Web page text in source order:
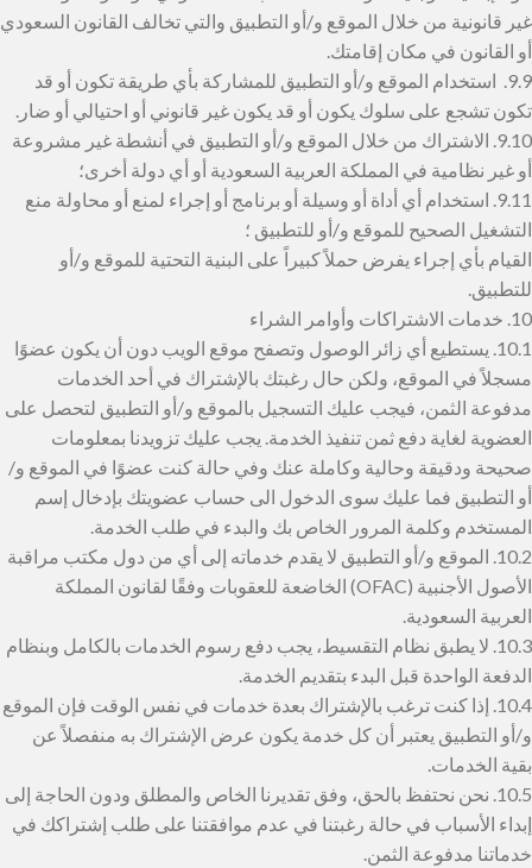
غير قانونية من خلال الموقع و/أو التطبيق والتي تخالف القانون السعودي
أو القانون في مكان إقامتك.
9.9. استخدام الموقع و/أو التطبيق للمشاركة بأي طريقة تكون أو قد
تكون تشجع على سلوك يكون أو قد يكون غير قانوني أو احتيالي أو ضار.
9.10. الاشتراك من خلال الموقع و/أو التطبيق في أنشطة غير مشروعة
أو غير نظامية في المملكة العربية السعودية أو أي دولة أخرى؛
9.11. استخدام أي أداة أو وسيلة أو برنامج أو إجراء لمنع أو محاولة منع
التشغيل الصحيح للموقع و/أو للتطبيق ؛
القيام بأي إجراء يفرض حملاً كبيراً على البنية التحتية للموقع و/أو
للتطبيق.
10. خدمات الاشتراكات وأوامر الشراء
10.1. يستطيع أي زائر الوصول وتصفح موقع الويب دون أن يكون عضوًا
مسجلاً في الموقع، ولكن حال رغبتك بالإشتراك في أحد الخدمات
مدفوعة الثمن، فيجب عليك التسجيل بالموقع و/أو التطبيق لتحصل على
العضوية لغاية دفع ثمن تنفيذ الخدمة. يجب عليك تزويدنا بمعلومات
صحيحة ودقيقة وحالية وكاملة عنك وفي حالة كنت عضوًا في الموقع و/
أو التطبيق فما عليك سوى الدخول الى حساب عضويتك بإدخال إسم
المستخدم وكلمة المرور الخاص بك والبدء في طلب الخدمة.
10.2. الموقع و/أو التطبيق لا يقدم خدماته إلى أي من دول مكتب مراقبة
الأصول الأجنبية (OFAC) الخاضعة للعقوبات وفقًا لقانون المملكة
العربية السعودية.
10.3. لا يطبق نظام التقسيط، يجب دفع رسوم الخدمات بالكامل وبنظام
الدفعة الواحدة قبل البدء بتقديم الخدمة.
10.4. إذا كنت ترغب بالإشتراك بعدة خدمات في نفس الوقت فإن الموقع
و/أو التطبيق يعتبر أن كل خدمة يكون عرض الإشتراك به منفصلاً عن
بقية الخدمات.
10.5. نحن نحتفظ بالحق، وفق تقديرنا الخاص والمطلق ودون الحاجة إلى
إبداء الأسباب في حالة رغبتنا في عدم موافقتنا على طلب إشتراكك في
خدماتنا مدفوعة الثمن.